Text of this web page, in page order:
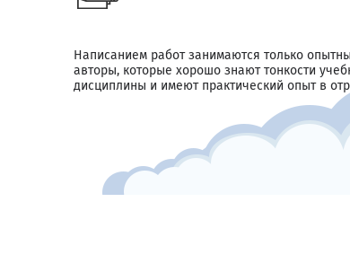
Написанием работ занимаются только
авторы, которые хорошо знают тонкости
дисциплины и имеют практический опыт в